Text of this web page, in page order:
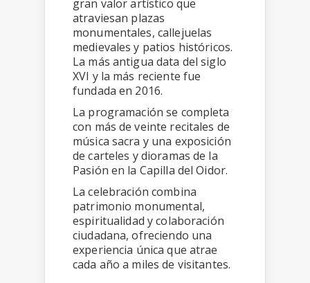
gran valor artístico que
atraviesan plazas
monumentales, callejuelas
medievales y patios históricos.
La más antigua data del siglo
XVI y la más reciente fue
fundada en 2016.
La programación se completa
con más de veinte recitales de
música sacra y una exposición
de carteles y dioramas de la
Pasión en la Capilla del Oidor.
La celebración combina
patrimonio monumental,
espiritualidad y colaboración
ciudadana, ofreciendo una
experiencia única que atrae
cada año a miles de visitantes.